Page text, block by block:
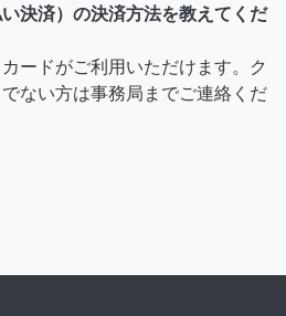
決済）の決済方法を教えてくだ
ードがご利用いただけます。ク
ない方は事務局までご連絡くだ